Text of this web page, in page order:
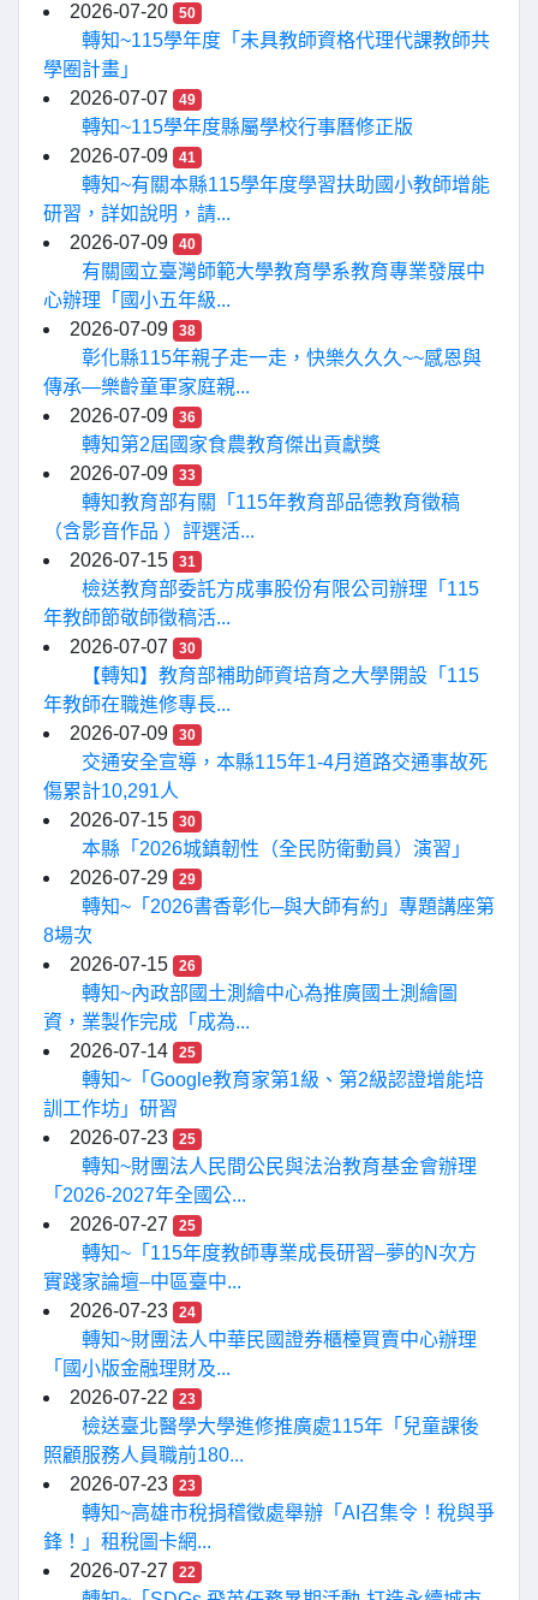
2026-07-20 50
轉知~115學年度「未具教師資格代理代課教師共
學圈計畫」
2026-07-07
49
轉知~115學年度縣屬學校行事曆修正版
2026-07-09
41
轉知~有關本縣115學年度學習扶助國小教師增能
研習，詳如說明，請...
2026-07-09
40
有關國立臺灣師範大學教育學系教育專業發展中
心辦理「國小五年級...
2026-07-09
38
彰化縣115年親子走一走，快樂久久久~~感恩與
傳承—樂齡童軍家庭親...
2026-07-09
36
轉知第2屆國家食農教育傑出貢獻獎
2026-07-09
33
轉知教育部有關「115年教育部品德教育徵稿
（含影音作品 ）評選活...
2026-07-15
31
檢送教育部委託方成事股份有限公司辦理「115
年教師節敬師徵稿活...
2026-07-07
30
【轉知】教育部補助師資培育之大學開設「115
年教師在職進修專長...
2026-07-09
30
交通安全宣導，本縣115年1-4月道路交通事故死
傷累計10,291人
2026-07-15
30
本縣「2026城鎮韌性（全民防衛動員）演習」
2026-07-29
29
轉知~「2026書香彰化─與大師有約」專題講座第
8場次
2026-07-15
26
轉知~內政部國土測繪中心為推廣國土測繪圖
資，業製作完成「成為...
2026-07-14
25
轉知~「Google教育家第1級、第2級認證增能培
訓工作坊」研習
2026-07-23
25
轉知~財團法人民間公民與法治教育基金會辦理
「2026-2027年全國公...
2026-07-27
25
轉知~「115年度教師專業成長研習–夢的N次方
實踐家論壇–中區臺中...
2026-07-23
24
轉知~財團法人中華民國證券櫃檯買賣中心辦理
「國小版金融理財及...
2026-07-22
23
檢送臺北醫學大學進修推廣處115年「兒童課後
照顧服務人員職前180...
2026-07-23
23
轉知~高雄市稅捐稽徵處舉辦「AI召集令！稅與爭
鋒！」租稅圖卡網...
2026-07-27
22